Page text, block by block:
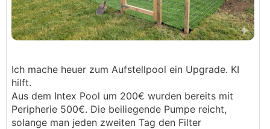
Ich mache heuer zum Aufstellpool ein Upgrade. KI
hilft.
Aus dem Intex Pool um 200€ wurden bereits mit
Peripherie 500€. Die beiliegende Pumpe reicht,
solange man jeden zweiten Tag den Filter